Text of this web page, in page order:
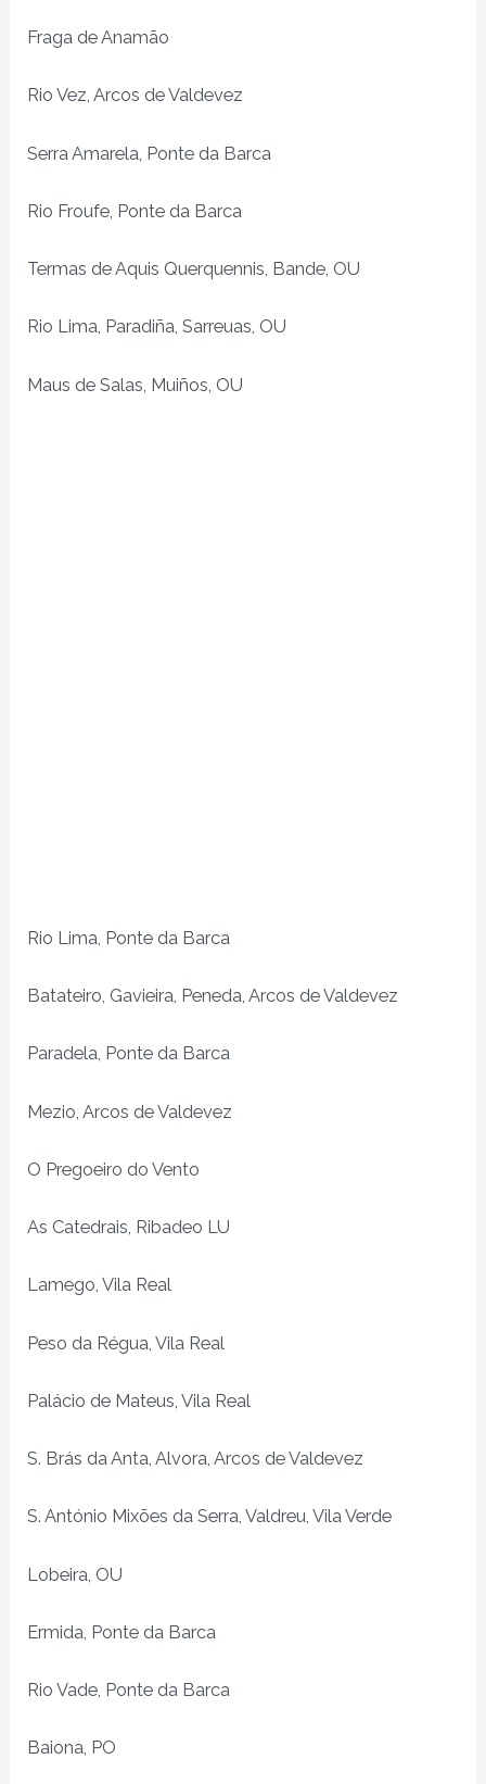
Fraga de Anamão
Rio Vez, Arcos de Valdevez
Serra Amarela, Ponte da Barca
Rio Froufe, Ponte da Barca
Termas de Aquis Querquennis, Bande, OU
Rio Lima, Paradiña, Sarreuas, OU
Maus de Salas, Muiños, OU
Rio Lima, Ponte da Barca
Batateiro, Gavieira, Peneda, Arcos de Valdevez
Paradela, Ponte da Barca
Mezio, Arcos de Valdevez
O Pregoeiro do Vento
As Catedrais, Ribadeo LU
Lamego, Vila Real
Peso da Régua, Vila Real
Palácio de Mateus, Vila Real
S. Brás da Anta, Alvora, Arcos de Valdevez
S. António Mixões da Serra, Valdreu, Vila Verde
Lobeira, OU
Ermida, Ponte da Barca
Rio Vade, Ponte da Barca
Baiona, PO